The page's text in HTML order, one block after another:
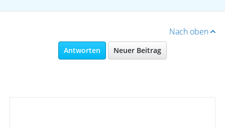
Nach oben
Antworten Neuer Beitrag